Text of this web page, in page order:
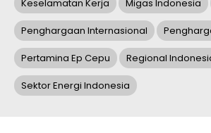
Keselamatan Kerja Migas Indonesia
Penghargaan Internasional
Pertamina Ep Cepu Regional
Sektor Energi Indonesia